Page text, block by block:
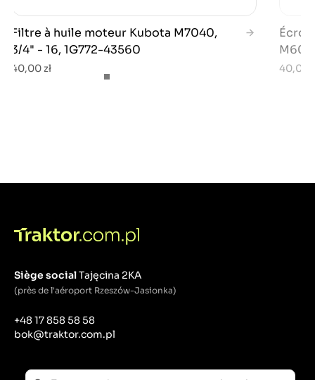
Filtre à huile moteur Kubota M7040,
3/4" - 16, 1G772-43560
40,00 zł 40,00
Siège socialTajęcina 2KA
(près de l'aéroport Rzeszów-Jasionka)
+48 17 858 58 58
bok@traktor.com.pl